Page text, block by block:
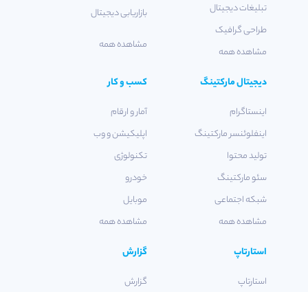
تبلیغات دیجیتال
طراحی گرافیک
مشاهده همه
بازاریابی دیجیتال
مشاهده همه
دیجیتال مارکتینگ
اینستاگرام
اینفلوئنسر مارکتینگ
تولید محتوا
سئو مارکتینگ
شبکه اجتماعی
مشاهده همه
کسب و کار
آمار و ارقام
اپلیکیشن و وب
تکنولوژی
خودرو
موبایل
مشاهده همه
استارتاپ
استارتاپ
گزارش
گزارش